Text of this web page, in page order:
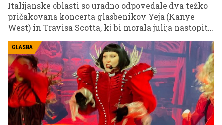
Italijanske oblasti so uradno odpovedale dva težko
pričakovana koncerta glasbenikov Yeja (Kanye
West) in Travisa Scotta, ki bi morala julija nastopiti
GLASBA